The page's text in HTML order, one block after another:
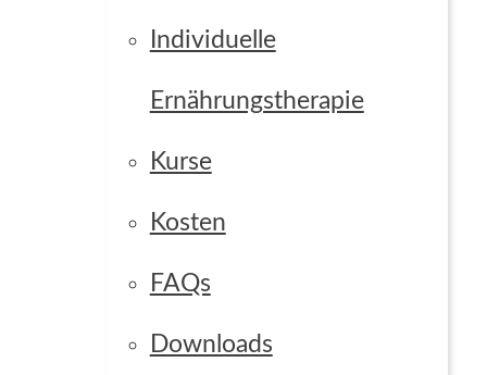
Individuelle
Ernährungstherapie
Kurse
Kosten
FAQs
Downloads